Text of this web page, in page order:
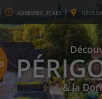
ADRESSES UTILES GEO
& la